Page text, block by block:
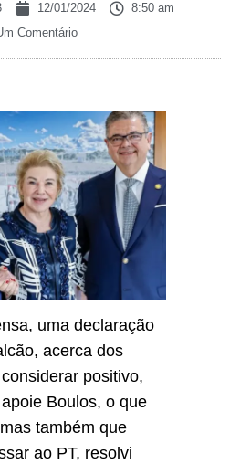
12/01/2024
8:50 am
Comentário
uma declaração
acerca dos
positivo,
Boulos, o que
também que
ao PT, resolvi